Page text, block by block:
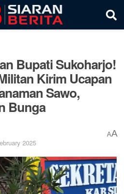
Bupati Sukoharjo!
Kirim Ucapan
Sawo,
Bunga
2025
AA